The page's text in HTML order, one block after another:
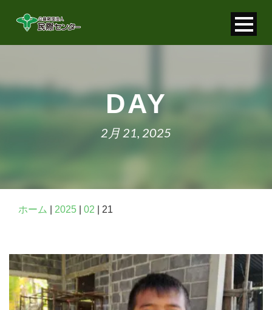
お問い合わせ
DAY
2月 21, 2025
ホーム 2025 02 21